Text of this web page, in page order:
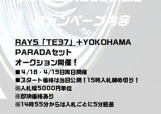
キャンペーン内容
RAYS「TE37」＋YOKOHAMA
PARADAセット
オークション開催！
■４/18・4/19日両日開催
■スタート価格は当日公開！15時入札締め切り！
※入札幅5000円単位
※即決価格あり
※14時55分からは入札ごとに5分延長